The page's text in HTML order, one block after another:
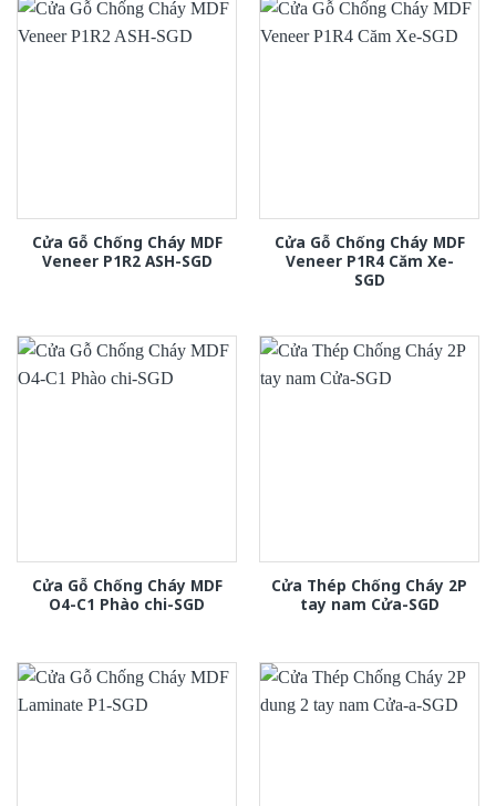
Cửa Gỗ Chống Cháy MDF
Veneer P1R2 ASH-SGD
Cửa Gỗ Chống Cháy MDF
Veneer P1R4 Căm Xe-
SGD
Cửa Gỗ Chống Cháy MDF
O4-C1 Phào chi-SGD
Cửa Thép Chống Cháy 2P
tay nam Cửa-SGD